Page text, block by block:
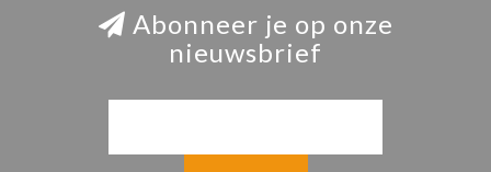
Abonneer je op onze
nieuwsbrief